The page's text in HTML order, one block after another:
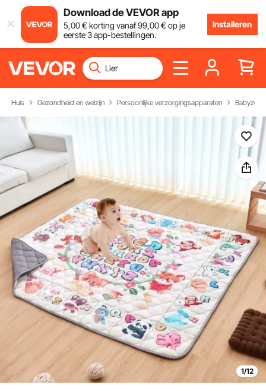
Download de VEVOR app
5,00€ korting vanaf99,00€ op je
eerste 3 app-bestellingen.
Installeren
Huis Gezondheid en welzijn Persoonlijke verzorgingsapparaten Babyzorg
1/12